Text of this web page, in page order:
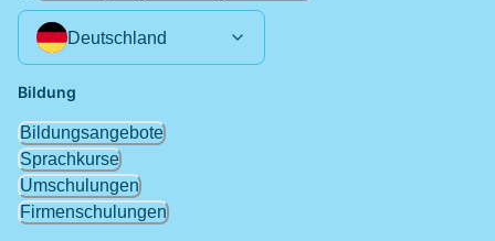
Deutschland
Bildung
Bildungsangebote
Sprachkurse
Umschulungen
Firmenschulungen